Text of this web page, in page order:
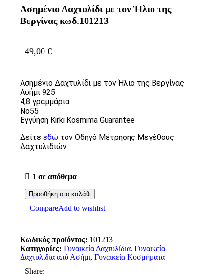
Ασημένιο Δαχτυλίδι με τον Ήλιο της
Βεργίνας κωδ.101213
49,00 €
Ασημένιο Δαχτυλίδι με τον Ήλιο της Βεργίνας
Ασήμι 925
4,8 γραμμάρια
Νο55
Εγγύηση Kirki Kosmima Guarantee
Δείτε εδώ τον Οδηγό Μέτρησης Μεγέθους
Δαχτυλιδιών
1 σε απόθεμα
Προσθήκη στο καλάθι
CompareAdd to wishlist
Κωδικός προϊόντος: 101213
Κατηγορίες: Γυναικεία Δαχτυλίδια, Γυναικεία
Δαχτυλίδια από Ασήμι, Γυναικεία Κοσμήματα
Share: